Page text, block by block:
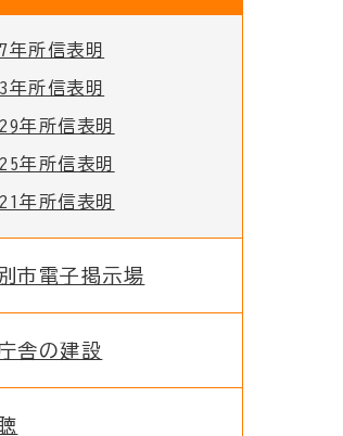
年所信表明
年所信表明
年所信表明
年所信表明
年所信表明
市電子掲示場
舎の建設